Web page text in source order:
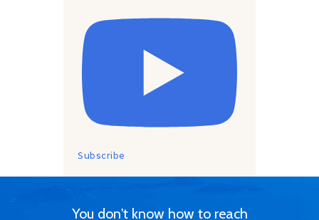
Subscribe
You don't know how to reach